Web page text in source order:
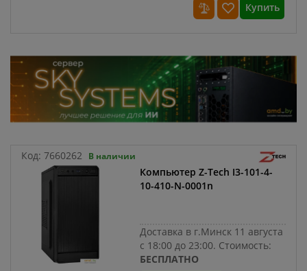
Купить
Код: 7660262 В наличии
Компьютер Z-Tech I3-101-4-
10-410-N-0001n
Доставка в г.Минск 11 августа
с 18:00 до 23:00. Стоимость:
БЕСПЛАТНО